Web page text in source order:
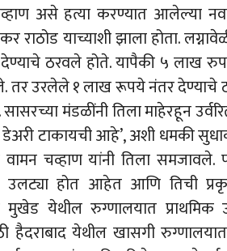
असे हत्या करण्यात आलेल्या
राठोड याच्याशी झाला होता.
ठरवले होते. यापैकी ५ लाख
तर उरलेले १ लाख रूपये नंतर देण्याचे
सासरच्या मंडळींनी तिला माहेरहून
टाकायची आहे’, अशी धमकी
चव्हाण यांनी तिला
उलट्या होत आहेत आणि तिची
मुखेड येथील रुग्णालयात
हैदराबाद येथील खासगी